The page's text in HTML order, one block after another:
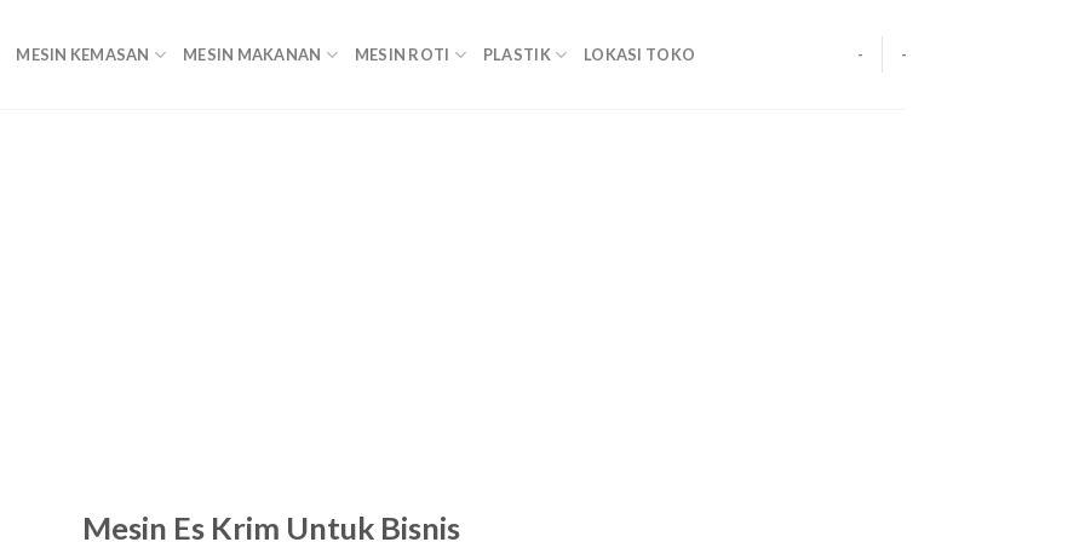
MESIN KEMASAN MESIN MAKANAN MESIN ROTI PLASTIK LOKASI TOKO - -
Mesin Es Krim Untuk Bisnis